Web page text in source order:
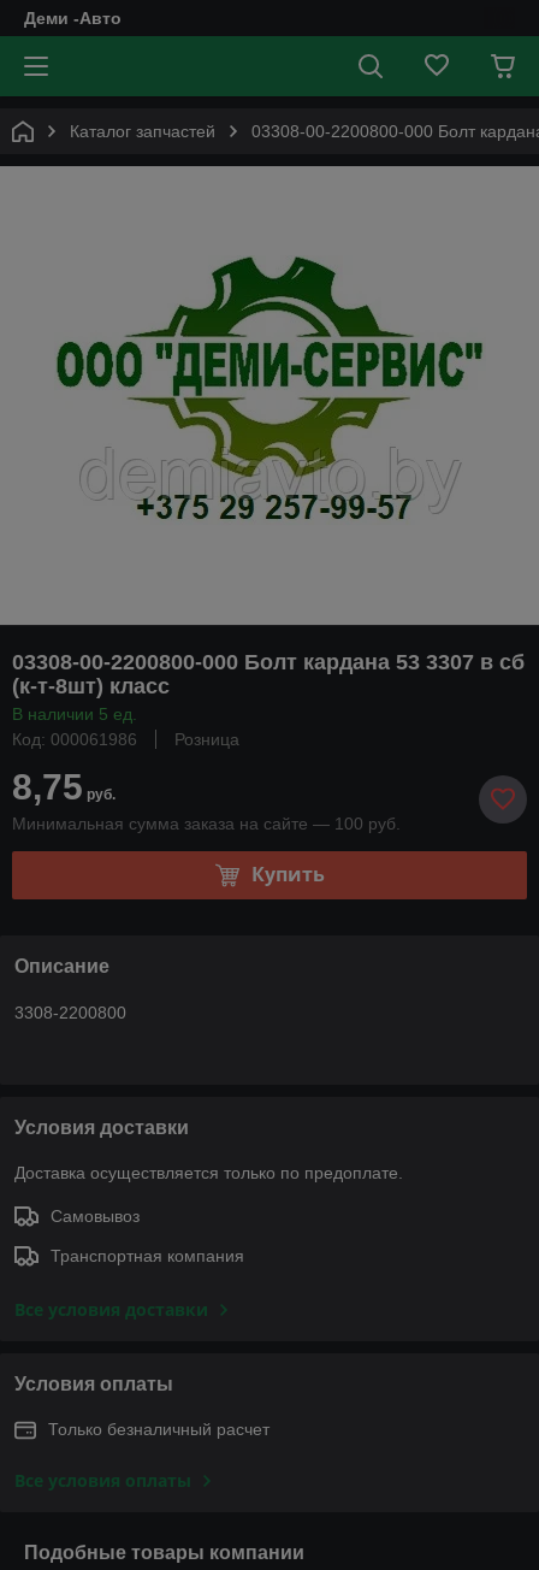
Деми -Авто
Каталог запчастей 03308-00-2200800-000 Болт
03308-00-2200800-000 Болт кардана 53 3307 в сб
(к-т-8шт) класс
В наличии 5 ед.
Код: 000061986
Розница
8,75 руб.
Минимальная сумма заказа на сайте — 100 руб.
Купить
Описание
3308-2200800
Условия доставки
Доставка осуществляется только по предоплате.
Самовывоз
Транспортная компания
Все условия доставки
Условия оплаты
Только безналичный расчет
Все условия оплаты
Подобные товары компании